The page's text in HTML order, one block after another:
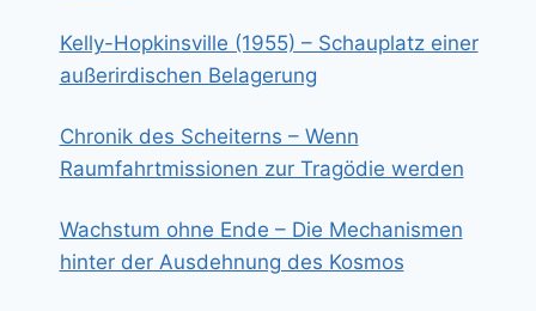
Kelly-Hopkinsville (1955) – Schauplatz einer
außerirdischen Belagerung
Chronik des Scheiterns – Wenn
Raumfahrtmissionen zur Tragödie werden
Wachstum ohne Ende – Die Mechanismen
hinter der Ausdehnung des Kosmos